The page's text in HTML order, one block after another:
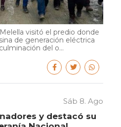
visitó el predio donde
de generación eléctrica
del o...
Sáb 8. Ago
y destacó su